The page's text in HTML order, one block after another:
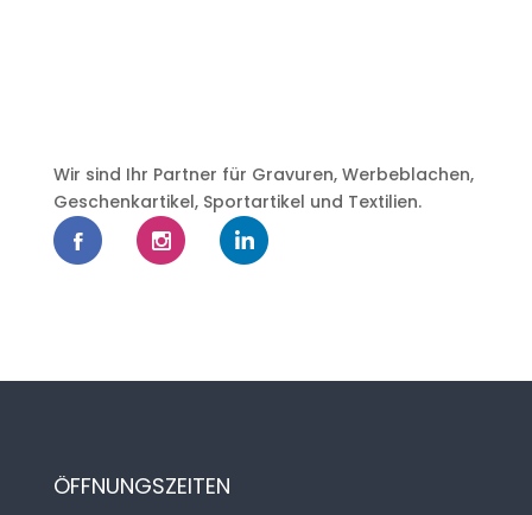
Wir sind Ihr Partner für Gravuren, Werbeblachen,
Geschenkartikel, Sportartikel und Textilien.
ÖFFNUNGSZEITEN